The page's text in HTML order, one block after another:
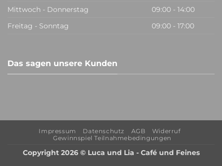
Mittwoch - Donnerstag
09:00 - 14:00
Freitag - Sonntag
09:00 - 17:00
Das sagen unsere Kunden
Impressum Datenschutz AGB
Widerruf
Gewinnspiel Teilnahmebedingungen
Copyright 2026 © Luca und Lia - Café und Feines